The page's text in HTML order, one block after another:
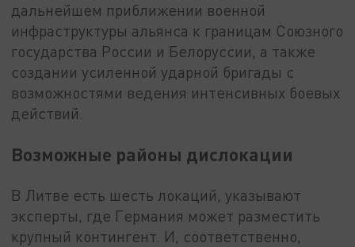
дальнейшем приближении военной
инфраструктуры альянса к границам Союзного
государства России и Белоруссии, а также
создании усиленной ударной бригады с
возможностями ведения интенсивных боевых
действий.
Возможные районы дислокации
В Литве есть шесть локаций, указывают
эксперты, где Германия может разместить
крупный контингент. И, соответственно,